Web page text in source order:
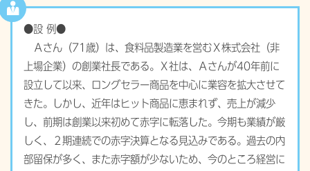
●設 例●
Ａさん（71歳）は、食料品製造業を営むＸ株式会社（非
上場企業）の創業社長である。Ｘ社は、Ａさんが40年前に
設立して以来、ロングセラー商品を中心に業容を拡大させて
きた。しかし、近年はヒット商品に恵まれず、売上が減少
し、前期は創業以来初めて赤字に転落した。今期も業績が厳
しく、２期連続での赤字決算となる見込みである。過去の内
部留保が多く、また赤字額が少ないため、今のところ経営に